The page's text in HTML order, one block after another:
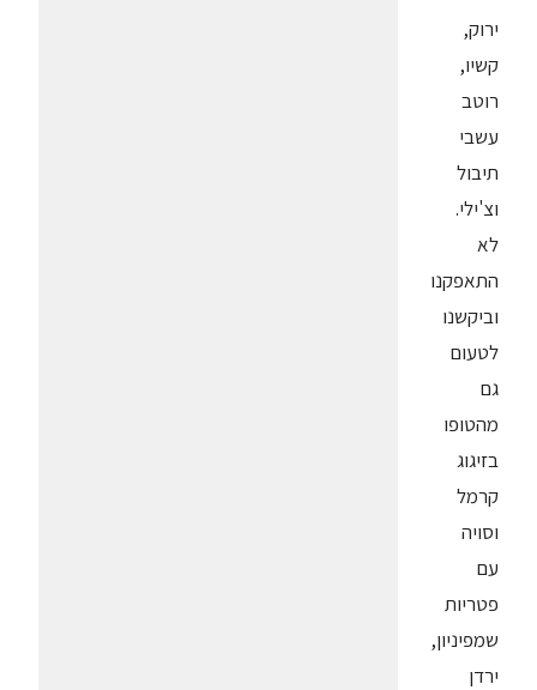
ירוק,
קשיו,
רוטב
עשבי
תיבול
וצ'ילי.
לא
התאפקנו
וביקשנו
לטעום
גם
מהטופו
בזיגוג
קרמל
וסויה
עם
פטריות
שמפיניון,
ירדן